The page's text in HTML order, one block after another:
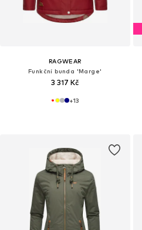
RAGWEAR
Funkční bunda 'Marge'
3 317 Kč
+13